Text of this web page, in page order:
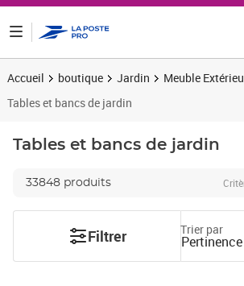
Accueil boutique Jardin
Meuble
Tables et bancs de jardin
Tables et bancs de jardin
33848 produits
Filtrer Trier par
Pertinence